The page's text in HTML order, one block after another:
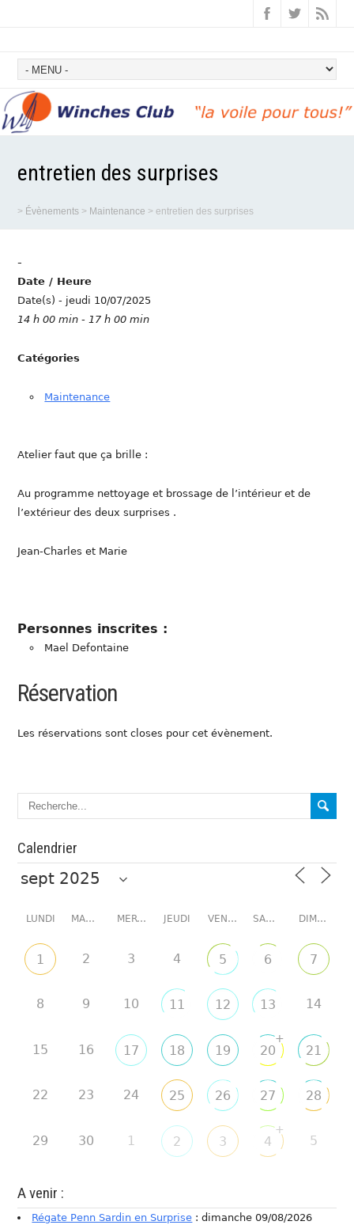
entretien des surprises
> Évènements > Maintenance >entretien des surprises
-
Date / Heure
Date(s) - jeudi 10/07/2025
14 h 00 min - 17 h 00 min
Catégories
Maintenance
Atelier faut que ça brille :
Au programme nettoyage et brossage de l’intérieur et de
l’extérieur des deux surprises .
Jean-Charles et Marie
Personnes inscrites :
Mael Defontaine
Réservation
Les réservations sont closes pour cet évènement.
Calendrier
LUNDI MARDI MERCREDI JEUDI VENDREDI SAMEDI DIMANCHE
1 2 3 4 5 6 7
8 9 10 11 12 13 14
15 16 17 18 19 20
+
21
22 23 24 25 26 27 28
29 30 1 2 3 4
+
5
A venir :
Régate Penn Sardin en Surprise : dimanche 09/08/2026